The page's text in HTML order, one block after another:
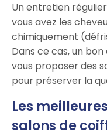
Un entretien
vous avez les
chimiquement
Dans ce cas, un
vous proposer des
pour préserver la
Les
salons de